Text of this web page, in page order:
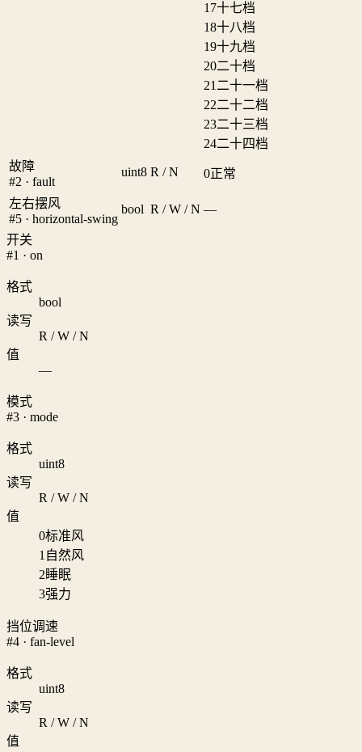
17十七档
18十八档
19十九档
20二十档
21 二十一档
22二十二档
23二十三档
24二十四档
故障
#2 · fault
uint8 R / N 0正常
左右摆风
#5 · horizontal-swing
bool R / W / N —
开关
#1 · on
格式
bool
读写
R / W / N
值
—
模式
#3 · mode
格式
uint8
读写
R / W / N
值
0标准风
1 自然风
2睡眠
3强力
挡位调速
#4 · fan-level
格式
uint8
读写
R / W / N
值